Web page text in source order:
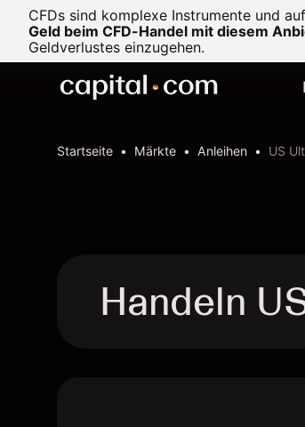
CFDs sind komplexe Instrumente und
Geld beim CFD-Handel mit diesem
Geldverlustes einzugehen.
Startseite Märkte Anleihen US
Handeln